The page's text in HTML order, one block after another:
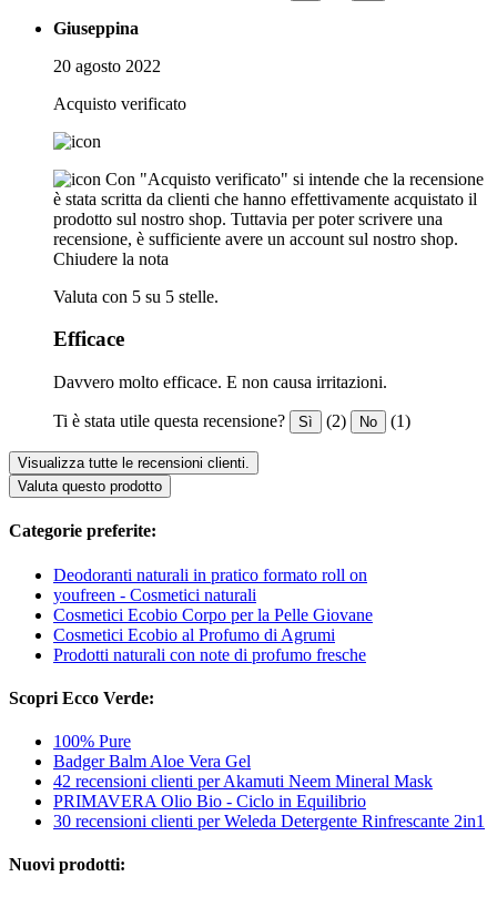
Giuseppina
20 agosto 2022
Acquisto verificato
Con "Acquisto verificato" si intende che la recensione
è stata scritta da clienti che hanno effettivamente acquistato il
prodotto sul nostro shop. Tuttavia per poter scrivere una
recensione, è sufficiente avere un account sul nostro shop.
Chiudere la nota
Valuta con 5 su 5 stelle.
Efficace
Davvero molto efficace. E non causa irritazioni.
Ti è stata utile questa recensione? Sì (2) No (1)
Visualizza tutte le recensioni clienti.
Valuta questo prodotto
Categorie preferite:
Deodoranti naturali in pratico formato roll on
youfreen - Cosmetici naturali
Cosmetici Ecobio Corpo per la Pelle Giovane
Cosmetici Ecobio al Profumo di Agrumi
Prodotti naturali con note di profumo fresche
Scopri Ecco Verde:
100% Pure
Badger Balm Aloe Vera Gel
42 recensioni clienti per Akamuti Neem Mineral Mask
PRIMAVERA Olio Bio - Ciclo in Equilibrio
30 recensioni clienti per Weleda Detergente Rinfrescante 2in1
Nuovi prodotti: